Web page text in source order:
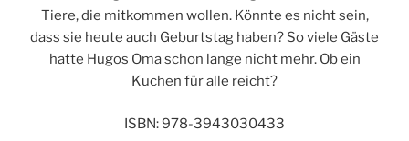
Tiere, die mitkommen wollen. Könnte es nicht sein,
dass sie heute auch Geburtstag haben? So viele Gäste
hatte Hugos Oma schon lange nicht mehr. Ob ein
Kuchen für alle reicht?
ISBN: 978-3943030433